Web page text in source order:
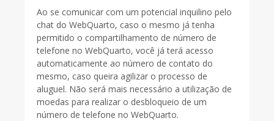
Ao se comunicar com um potencial inquilino pelo
chat do WebQuarto, caso o mesmo já tenha
permitido o compartilhamento de número de
telefone no WebQuarto, você já terá acesso
automaticamente ao número de contato do
mesmo, caso queira agilizar o processo de
aluguel. Não será mais necessário a utilização de
moedas para realizar o desbloqueio de um
número de telefone no WebQuarto.